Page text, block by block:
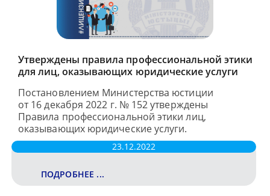
Утверждены правила профессиональной этики
для лиц, оказывающих юридические услуги
Постановлением Министерства юстиции
от 16 декабря 2022 г. № 152 утверждены
Правила профессиональной этики лиц,
оказывающих юридические услуги.
23.12.2022
ПОДРОБНЕЕ ...